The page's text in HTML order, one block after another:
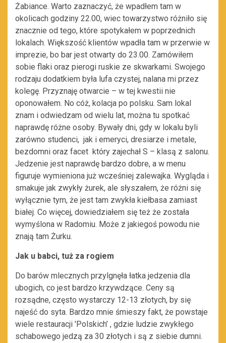
Żabiance. Warto zaznaczyć, że wpadłem tam w
okolicach godziny 22.00, wiec towarzystwo różniło się
znacznie od tego, które spotykałem w poprzednich
lokalach. Większość klientów wpadła tam w przerwie w
imprezie, bo bar jest otwarty do 23.00. Zamówiłem
sobie flaki oraz pierogi ruskie ze skwarkami. Swojego
rodzaju dodatkiem była lufa czystej, nalana mi przez
kolegę. Przyznaję otwarcie – w tej kwestii nie
oponowałem. No cóż, kolacja po polsku. Sam lokal
znam i odwiedzam od wielu lat, można tu spotkać
naprawdę różne osoby. Bywały dni, gdy w lokalu byli
zarówno studenci, jak i emeryci, dresiarze i metale,
bezdomni oraz facet który zajechał S – klasą z salonu.
Jedzenie jest naprawdę bardzo dobre, a w menu
figuruje wymieniona już wcześniej zalewajka. Wygląda i
smakuje jak zwykły żurek, ale słyszałem, że różni się
wyłącznie tym, że jest tam zwykła kiełbasa zamiast
białej. Co więcej, dowiedziałem się też że została
wymyślona w Radomiu. Może z jakiegoś powodu nie
znają tam Żurku.
Jak u babci, tuż za rogiem
Do barów mlecznych przylgnęła łatka jedzenia dla
ubogich, co jest bardzo krzywdzące. Ceny są
rozsądne, często wystarczy 12-13 złotych, by się
najeść do syta. Bardzo mnie śmieszy fakt, że powstaje
wiele restauracji 'Polskich’ , gdzie ludzie zwykłego
schabowego jedzą za 30 złotych i są z siebie dumni.